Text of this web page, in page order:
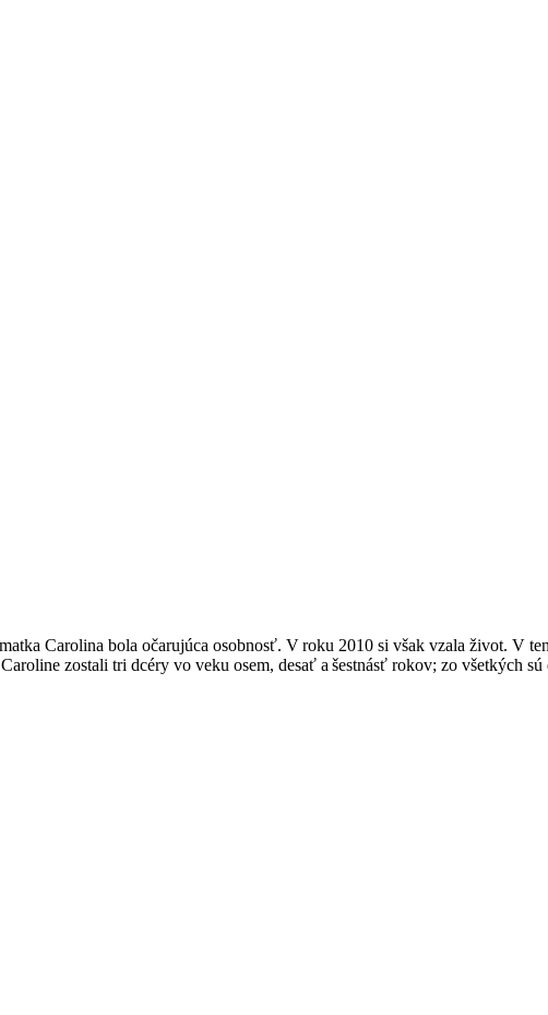
Carolina bola očarujúca osobnosť. V roku 2010 si však vzala život. V
zostali tri dcéry vo veku osem, desať a šestnásť rokov; zo všetkých